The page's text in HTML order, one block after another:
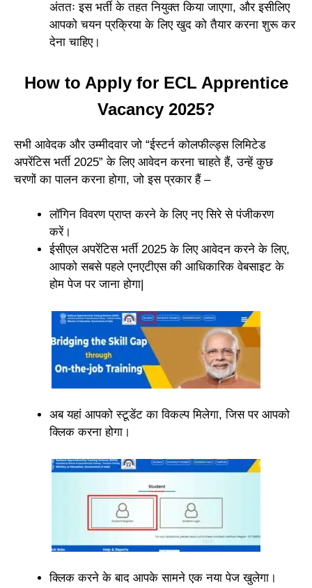
अंततः इस भर्ती के तहत नियुक्त किया जाएगा, और इसीलिए
आपको चयन प्रक्रिया के लिए खुद को तैयार करना शुरू कर
देना चाहिए।
How to Apply for ECL Apprentice
Vacancy 2025?
सभी आवेदक और उम्मीदवार जो “ईस्टर्न कोलफील्ड्स लिमिटेड
अपरेंटिस भर्ती 2025” के लिए आवेदन करना चाहते हैं, उन्हें कुछ
चरणों का पालन करना होगा, जो इस प्रकार हैं –
लॉगिन विवरण प्राप्त करने के लिए नए सिरे से पंजीकरण
करें।
ईसीएल अपरेंटिस भर्ती 2025 के लिए आवेदन करने के लिए,
आपको सबसे पहले एनएटीएस की आधिकारिक वेबसाइट के
होम पेज पर जाना होगा|
अब यहां आपको स्टूडेंट का विकल्प मिलेगा, जिस पर आपको
क्लिक करना होगा।
क्लिक करने के बाद आपके सामने एक नया पेज खुलेगा।